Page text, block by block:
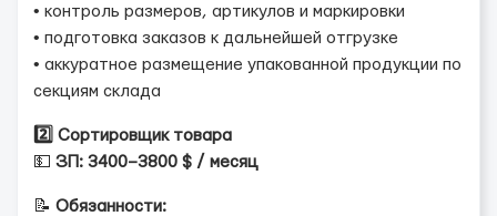
• контроль размеров, артикулов и маркировки
• подготовка заказов к дальнейшей отгрузке
• аккуратное размещение упакованной продукции по
секциям склада
2️⃣ Сортировщик товара
💵 ЗП: 3400–3800 $ / месяц
📝 Обязанности: